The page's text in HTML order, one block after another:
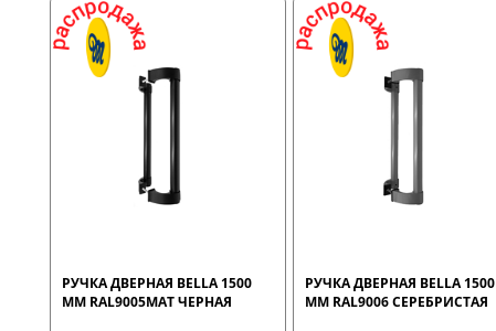
РУЧКА ДВЕРНАЯ BELLA 1500
ММ RAL9005MAT ЧЕРНАЯ
РУЧКА ДВЕРНАЯ BELLA 1500
ММ RAL9006 СЕРЕБРИСТАЯ